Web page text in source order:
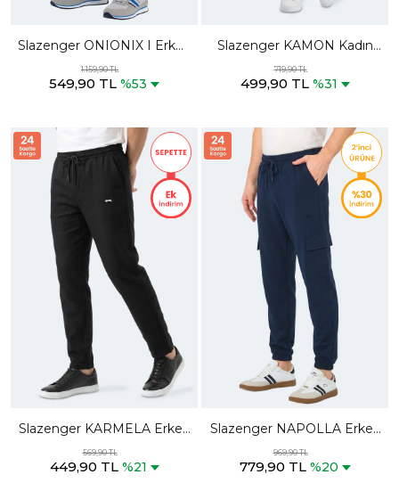
Slazenger ONIONIX I Erkek
Cepli Koyu Gri Kamuflaj
Eşofman Altı
1.159,90 TL
549,90 TL %53
Slazenger KAMON Kadın
Bej Eşofman Altı
719,90 TL
499,90 TL %31
Slazenger KARMELA Erkek
Cepli Siyah Eşofman Altı
569,90 TL
449,90 TL %21
Slazenger NAPOLLA Erkek
Cepli Lacivert Eşofman Altı
969,90 TL
779,90 TL %20